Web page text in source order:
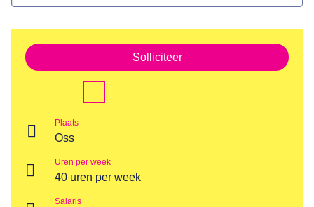
Plaats
Oss
Uren per week
40 uren per week
Salaris
Solliciteer